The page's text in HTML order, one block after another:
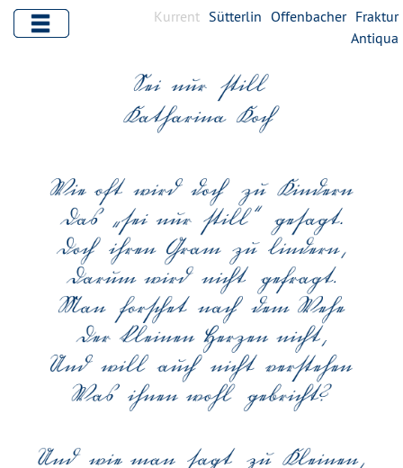
Kurrent Sütterlin Offenbacher Fraktur
Antiqua